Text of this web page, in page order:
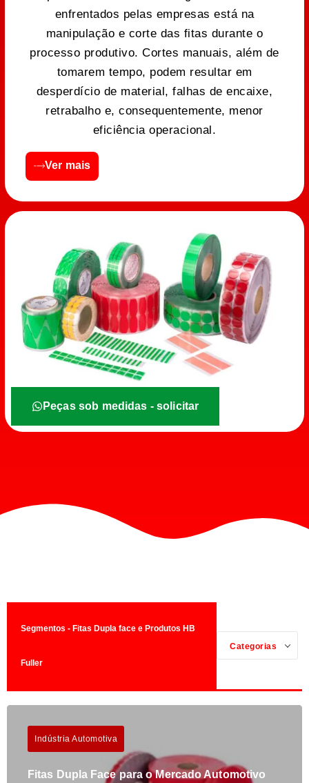
enfrentados pelas empresas está na
manipulação e corte das fitas durante o
processo produtivo. Cortes manuais, além de
tomarem tempo, podem resultar em
desperdício de material, falhas de encaixe,
retrabalho e, consequentemente, menor
eficiência operacional.
Ver mais
Peças sob medidas - solicitar
Segmentos - Fitas Dupla face e Produtos HB
Fuller
Categorias
Indústria Automotiva
Fitas Dupla Face para o Mercado Automotivo